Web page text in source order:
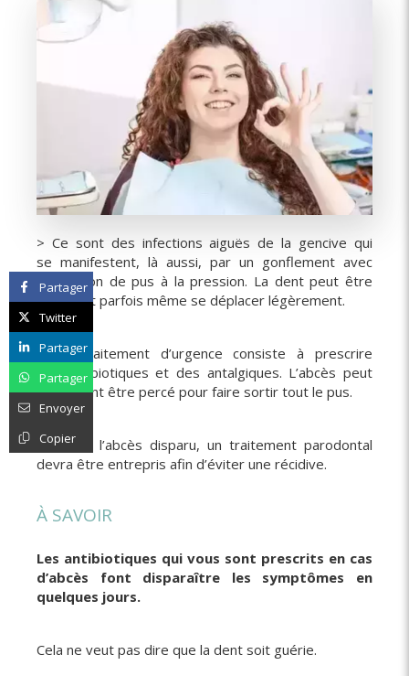
> Ce sont des infections aiguës de la gencive qui
se manifestent, là aussi, par un gonflement avec
élimination de pus à la pression. La dent peut être
mobile et parfois même se déplacer légèrement.
> Le traitement d’urgence consiste à prescrire
des antibiotiques et des antalgiques. L’abcès peut
également être percé pour faire sortir tout le pus.
Une fois l’abcès disparu, un traitement parodontal
devra être entrepris afin d’éviter une récidive.
À SAVOIR
Les antibiotiques qui vous sont prescrits en cas
d’abcès font disparaître les symptômes en
quelques jours.
Cela ne veut pas dire que la dent soit guérie.
Partager
Twitter
Partager
Partager
Envoyer
Copier